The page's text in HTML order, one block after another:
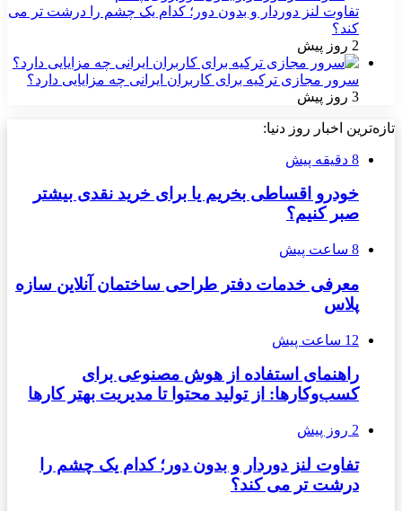
تفاوت لنز دوردار و بدون دور؛ کدام یک چشم را درشت تر می
کند؟
2 روز پیش
سرور مجازی ترکیه برای کاربران ایرانی چه مزایایی دارد؟
3 روز پیش
تازه‌ترین اخبار روز دنیا:
8 دقیقه پیش
خودرو اقساطی بخریم یا برای خرید نقدی بیشتر
صبر کنیم؟
8 ساعت پیش
معرفی خدمات دفتر طراحی ساختمان آنلاین سازه
پلاس
12 ساعت پیش
راهنمای استفاده از هوش مصنوعی برای
کسب‌وکارها: از تولید محتوا تا مدیریت بهتر کارها
2 روز پیش
تفاوت لنز دوردار و بدون دور؛ کدام یک چشم را
درشت تر می کند؟